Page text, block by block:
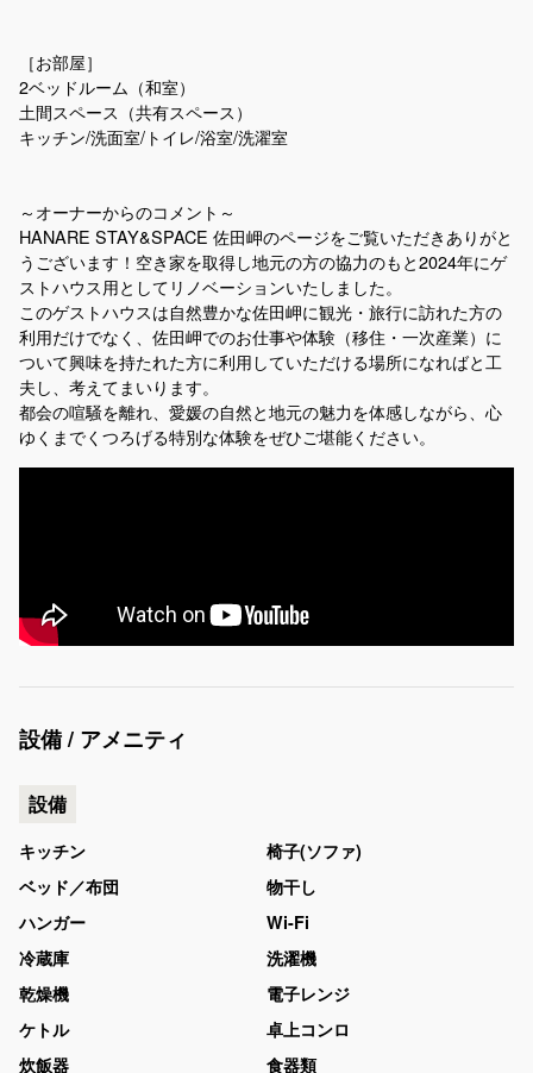
［お部屋］
2ベッドルーム（和室）
土間スペース（共有スペース）
キッチン/洗面室/トイレ/浴室/洗濯室
～オーナーからのコメント～
HANARE STAY&SPACE 佐田岬のページをご覧いただきありがと
うございます！空き家を取得し地元の方の協力のもと2024年にゲ
ストハウス用としてリノベーションいたしました。
このゲストハウスは自然豊かな佐田岬に観光・旅行に訪れた方の
利用だけでなく、佐田岬でのお仕事や体験（移住・一次産業）に
ついて興味を持たれた方に利用していただける場所になればと工
夫し、考えてまいります。
都会の喧騒を離れ、愛媛の自然と地元の魅力を体感しながら、心
ゆくまでくつろげる特別な体験をぜひご堪能ください。
設備 / アメニティ
設備
キッチン
椅子(ソファ)
ベッド／布団
物干し
ハンガー
Wi-Fi
冷蔵庫
洗濯機
乾燥機
電子レンジ
ケトル
卓上コンロ
炊飯器
食器類